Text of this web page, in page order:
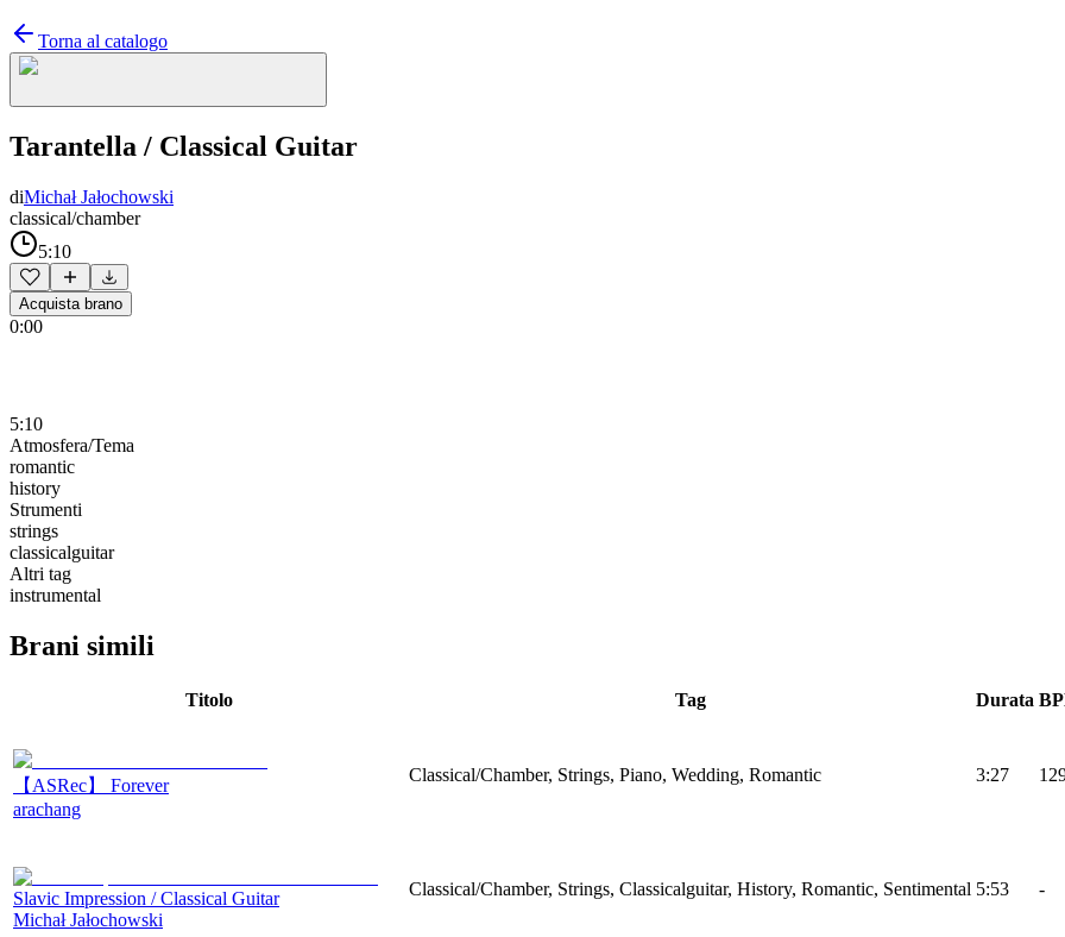
Torna al catalogo
Tarantella / Classical Guitar
diMichał Jałochowski
classical/chamber
5:10
Acquista brano
0:00
5:10
Atmosfera/Tema
romantic
history
Strumenti
strings
classicalguitar
Altri tag
instrumental
Brani simili
Titolo Tag Durata
【ASRec】 Forever
arachang
Classical/Chamber, Strings, Piano, Wedding, Romantic 3:27
Slavic Impression / Classical Guitar
Michał Jałochowski
Classical/Chamber, Strings, Classicalguitar, History, Romantic, Sentimental 5:53 -